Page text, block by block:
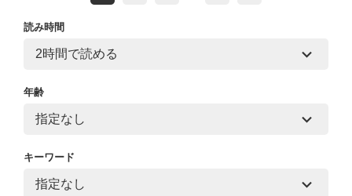
読み時間
年齢
キーワード